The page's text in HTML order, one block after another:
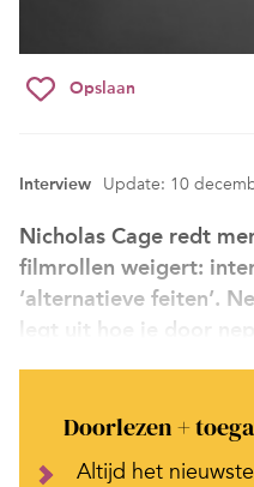
Opslaan
Interview Update: 10
Nicholas Cage redt
filmrollen weigert:
‘alternatieve feiten’.
legt uit hoe je door
Doorlezen +
Altijd het